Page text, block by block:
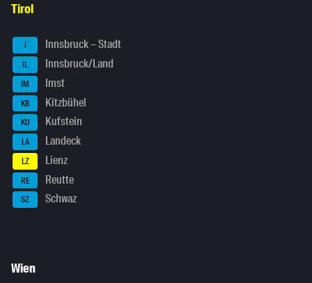
Tirol
I Innsbruck – Stadt
IL Innsbruck/Land
IM Imst
KB Kitzbühel
KU Kufstein
LA Landeck
LZ Lienz
RE Reutte
SZ Schwaz
Wien